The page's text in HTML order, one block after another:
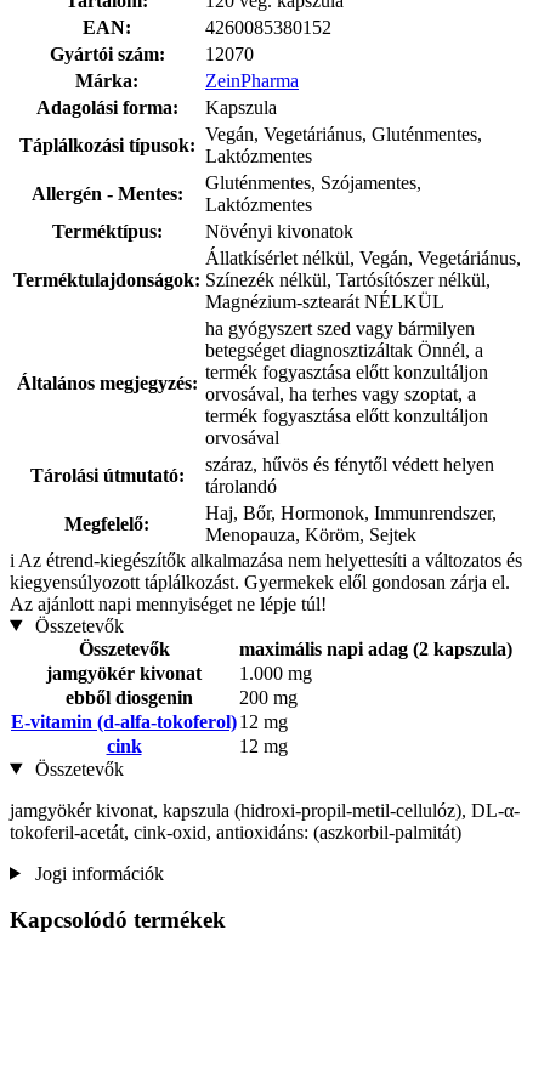
EAN:
4260085380152
Gyártói szám:
12070
Márka:
ZeinPharma
Adagolási forma:
Kapszula
Táplálkozási típusok:
Vegán, Vegetáriánus, Gluténmentes,
Laktózmentes
Allergén - Mentes:
Gluténmentes, Szójamentes,
Laktózmentes
Terméktípus:
Növényi kivonatok
Terméktulajdonságok:
Állatkísérlet nélkül, Vegán, Vegetáriánus,
Színezék nélkül, Tartósítószer nélkül,
Magnézium-sztearát NÉLKÜL
Általános megjegyzés:
ha gyógyszert szed vagy bármilyen
betegséget diagnosztizáltak Önnél, a
termék fogyasztása előtt konzultáljon
orvosával, ha terhes vagy szoptat, a
termék fogyasztása előtt konzultáljon
orvosával
Tárolási útmutató:
száraz, hűvös és fénytől védett helyen
tárolandó
Megfelelő:
Haj, Bőr, Hormonok, Immunrendszer,
Menopauza, Köröm, Sejtek
i Az étrend-kiegészítők alkalmazása nem helyettesíti a változatos és
kiegyensúlyozott táplálkozást. Gyermekek elől gondosan zárja el.
Az ajánlott napi mennyiséget ne lépje túl!
Összetevők
Összetevők
maximális napi adag (2 kapszula)
jamgyökér kivonat
1.000 mg
ebből diosgenin
200 mg
E-vitamin (d-alfa-tokoferol)12 mg
cink
12 mg
Összetevők
jamgyökér kivonat, kapszula (hidroxi-propil-metil-cellulóz), DL-α-
tokoferil-acetát, cink-oxid, antioxidáns: (aszkorbil-palmitát)
Jogi információk
Kapcsolódó termékek